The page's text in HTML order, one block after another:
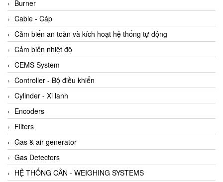
Burner
Cable - Cáp
Cảm biến an toàn và kích hoạt hệ thống tự động
Cảm biến nhiệt độ
CEMS System
Controller - Bộ điều khiển
Cylinder - Xi lanh
Encoders
Filters
Gas & air generator
Gas Detectors
HỆ THỐNG CÂN - WEIGHING SYSTEMS